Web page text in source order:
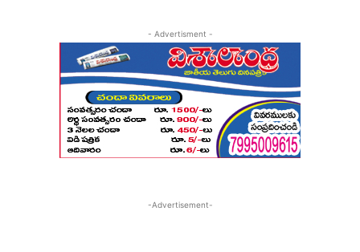
- Advertisment -
-Advertisement-